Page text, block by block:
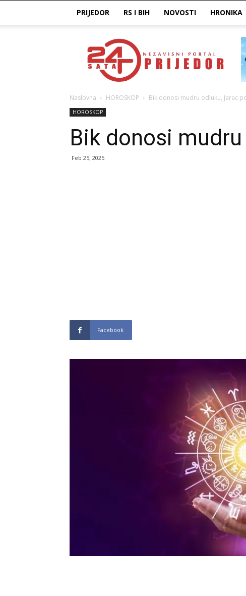
PRIJEDOR RS I BIH NOVOSTI HRONIKA
Prijedor24H
Naslovna HOROSKOP Bik donosi mudru odluku, Jarac
HOROSKOP
Bik donosi
Feb 25, 2025
Facebook